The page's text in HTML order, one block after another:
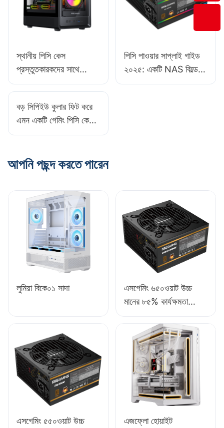
স্থানীয় পিসি কেস
প্রস্তুতকারকদের সাথে
অংশীদারিত্ব করা কি
পিসি পাওয়ার সাপ্লাই গাইড
২০২৫: একটি NAS বিল্ডের
জন্য সঠিক PSU নির্বাচন করা
বড় সিপিইউ কুলার ফিট করে
এমন একটি গেমিং পিসি কেস
কীভাবে খুঁজে পাবেন?
আপনি পছন্দ করতে পারেন
লুমিয়া বিকে০১ সাদা
এসগেমিং ৬৫০ওয়াট উচ্চ
মানের ৮৫% কার্যক্ষমতা
সম্পন্ন ফুল-মডিউল ৮০+
ব্রোঞ্জ ডেস্কটপ পিসি পাওয়ার
সাপ্লাই ESB650W
এসগেমিং ৫৫০ওয়াট উচ্চ
এজফ্লো হোয়াইট